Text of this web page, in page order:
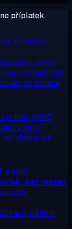
příplatek.
nejnovější
disky, nikdy
propustností
izolace
APAC
v ceně
v6, vlastní v4
a další
bez otázek
během